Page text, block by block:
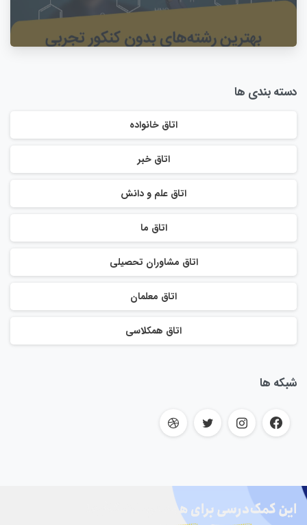
دسته بندی ها
اتاق خانواده
اتاق خبر
اتاق علم و دانش
اتاق ما
اتاق مشاوران تحصیلی
اتاق معلمان
اتاق همکلاسی
شبکه ها